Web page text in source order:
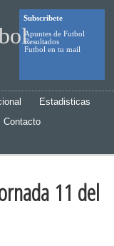
Subscribete
Apuntes de Futbol
Resultados
Futbol en tu mail
Estadisticas
Contacto
11 del